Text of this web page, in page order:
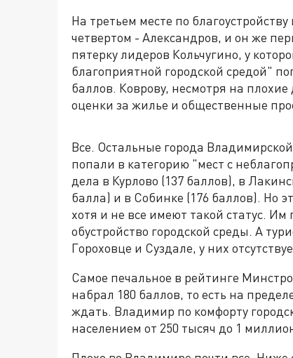
На третьем месте по
четвертом - Александров, и он же
пятерку лидеров Кольчугино, у
благоприятной городской средой"
баллов. Коврову, несмотря на
оценки за жилье и общественные
Все. Остальные города
попали в категорию "мест с
дела в Курлово (137 баллов), в
балла) и в Собинке (176 баллов). Но
хотя и не все имеют такой статус.
обустройство городской среды. А
Гороховце и Суздале, у них
Самое печальное в рейтинге
набрал 180 баллов, то есть на
ждать. Владимир по комфорту
населением от 250 тысяч до 1